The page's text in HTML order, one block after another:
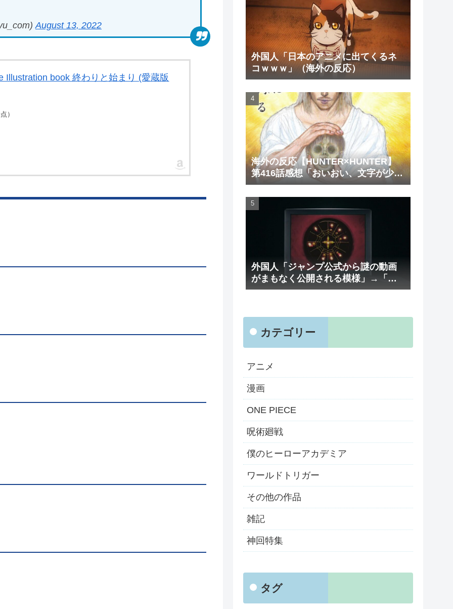
August 13, 2022
Illustration book 終わりと始まり (愛蔵版
）
外国人「日本のアニメに出てくるネ
コｗｗｗ」（海外の反応）
海外の反応【HUNTER×HUNTER】
第416話感想「おいおい、文字が少な
くてスッキリ読めるぞ！！」
外国人「ジャンプ公式から謎の動画
がまもなく公開される模様」→「ま
さか本当にくるのか？！」（海外の
カテゴリー
アニメ
漫画
ONE PIECE
呪術廻戦
僕のヒーローアカデミア
ワールドトリガー
その他の作品
雑記
神回特集
タグ